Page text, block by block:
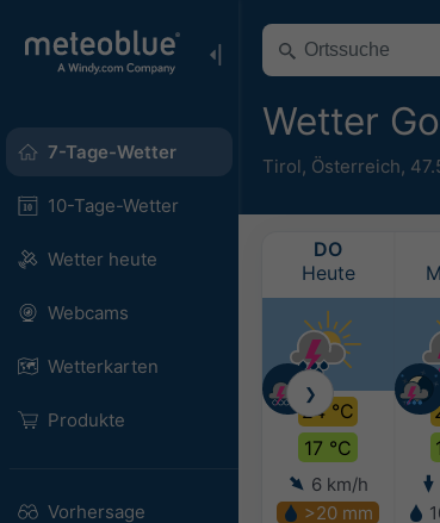
7-Tage-Wetter
10-Tage-Wetter
Wetter heute
Webcams
Wetterkarten
Produkte
Vorhersage
Wetter
Tirol, Österreich,
DO
Heute
24 °C
17 °C
6 km/h
>20 mm
❯